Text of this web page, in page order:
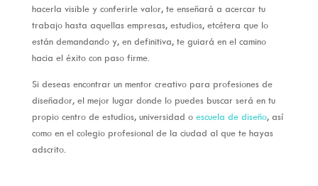
hacerla visible y conferirle valor, te enseñará a acercar tu
trabajo hasta aquellas empresas, estudios, etcétera que lo
están demandando y, en definitiva, te guiará en el camino
hacia el éxito con paso firme.
Si deseas encontrar un mentor creativo para profesiones de
diseñador, el mejor lugar donde lo puedes buscar será en tu
propio centro de estudios, universidad o escuela de diseño, así
como en el colegio profesional de la ciudad al que te hayas
adscrito.